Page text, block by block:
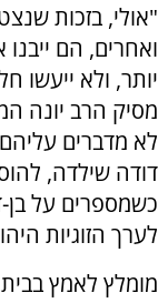
"אולי, בזכות
ואחרים, הם
יותר, ולא ייעשו
מסיק הרב יונה
לא מדברים
דודה שילדה,
כשמספרים על
לערך הזוגיות
מומלץ לאמץ